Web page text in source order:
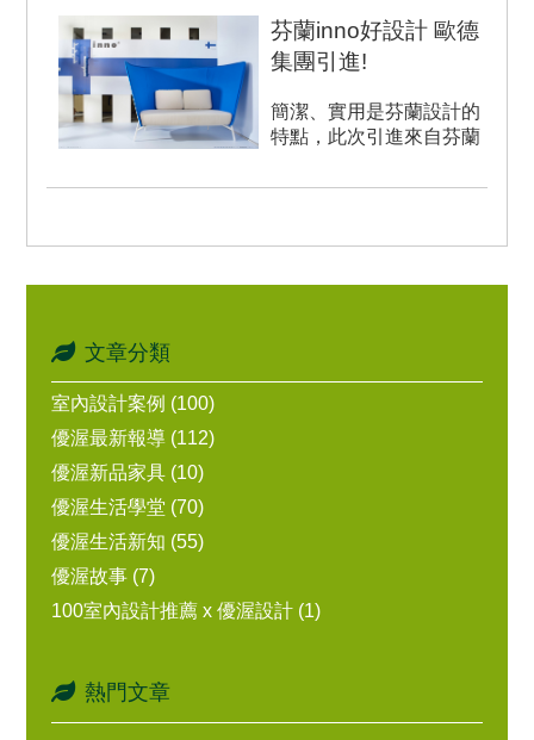
芬蘭inno好設計 歐德
集團引進!
簡潔、實用是芬蘭設計的
特點，此次引進來自芬蘭
其設計師以傳統手工藝理
文章分類
室內設計案例 (100)
優渥最新報導 (112)
優渥新品家具 (10)
優渥生活學堂 (70)
優渥生活新知 (55)
優渥故事 (7)
100室內設計推薦 x 優渥設計 (1)
熱門文章